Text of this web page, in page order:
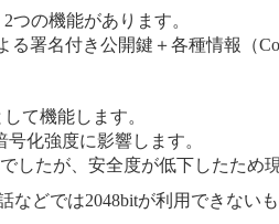
つの機能があります。
署名付き公開鍵＋各種情報（
て機能します。
化強度に影響します。
したが、安全度が低下したため
などでは2048bitが利用できない